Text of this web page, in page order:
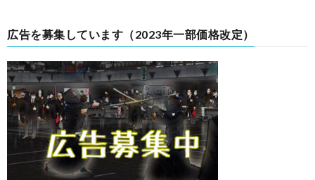
広告を募集しています（2023年一部価格改定）